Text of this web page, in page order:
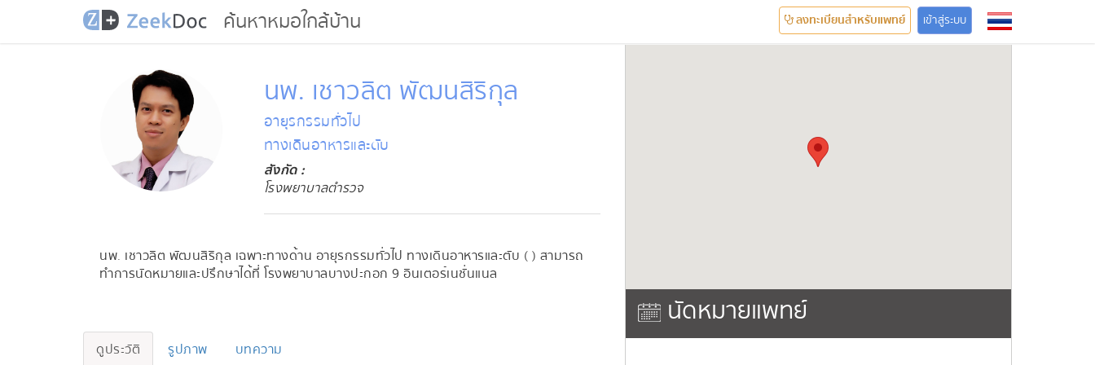
ค้นหาหมอใกล้บ้าน ลงทะเบียนสำหรับแพทย์ เข้าสู่ระบบ
นพ. เชาวลิต พัฒนสิริกุล
อายุรกรรมทั่วไป
ทางเดินอาหารและตับ
สังกัด :
โรงพยาบาลตำรวจ
นพ. เชาวลิต พัฒนสิริกุล เฉพาะทางด้าน อายุรกรรมทั่วไป ทางเดินอาหารและตับ ( ) สามารถ
ทำการนัดหมายและปรึกษาได้ที่ โรงพยาบาลบางปะกอก 9 อินเตอร์เนชั่นแนล
ดูประวัติ รูปภาพ บทความ
นัดหมายแพทย์